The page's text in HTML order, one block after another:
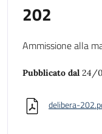
202
Ammissione alla
Pubblicato dal 24/
delibera-